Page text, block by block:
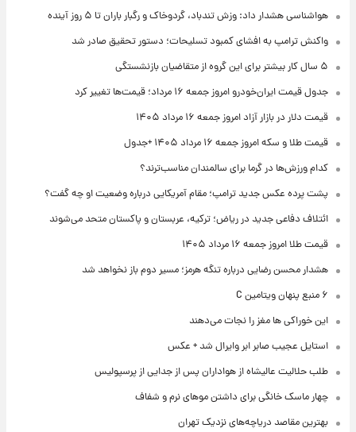
هواشناسی هشدار داد: وزش تندباد، گردوخاک و رگبار باران تا ۵ روز آینده
واکنش ترامپ به افشای کمبود تسلیحات؛ دستور تحقیق صادر شد
۵ سال کار بیشتر برای این گروه از متقاضیان بازنشستگی
جدول قیمت ایران‌خودرو امروز جمعه ۱۶ مرداد؛ قیمت‌ها تغییر کرد
قیمت دلار در بازار آزاد امروز جمعه ۱۶ مرداد ۱۴۰۵
قیمت طلا و سکه امروز جمعه ۱۶ مرداد ۱۴۰۵ +جدول
کدام ورزش‌ها در گرما برای سالمندان مناسب‌ترند؟
پشت پرده عکس جدید ترامپ؛ مقام آمریکایی درباره وضعیت او چه گفت؟
ائتلاف دفاعی جدید در ریاض؛ ترکیه، عربستان و پاکستان متحد می‌شوند
قیمت طلا امروز جمعه ۱۶ مرداد ۱۴۰۵
هشدار محسن رضایی درباره تنگه هرمز؛ مسیر دوم باز نخواهد شد
۶ منبع پنهان ویتامین C
این خوراکی ها مغز را نجات می‌دهند
استایل عجیب صابر ابر وایرال شد + عکس
طلب حلالیت عالیشاه از هواداران پس از جدایی از پرسپولیس
چهار ماسک خانگی برای داشتن موهای نرم و شفاف
بهترین مقاصد دریاچه‌های نزدیک تهران